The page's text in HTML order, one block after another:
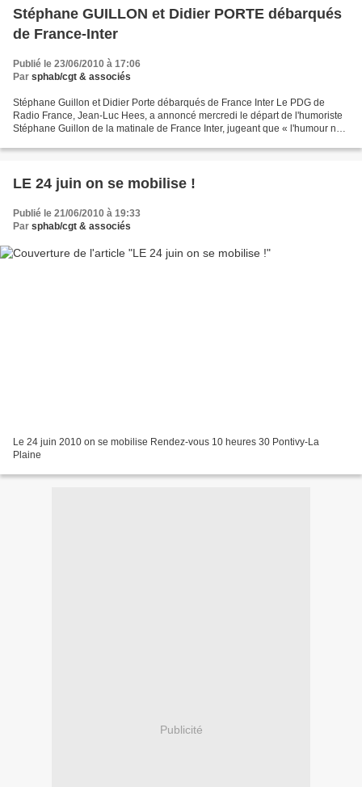
Stéphane GUILLON et Didier PORTE débarqués
de France-Inter
Publié le 23/06/2010 à 17:06
Par sphab/cgt & associés
Stéphane Guillon et Didier Porte débarqués de France Inter Le PDG de
Radio France, Jean-Luc Hees, a annoncé mercredi le départ de l'humoriste
Stéphane Guillon de la matinale de France Inter, jugeant que « l'humour ne
LE 24 juin on se mobilise !
Publié le 21/06/2010 à 19:33
Par sphab/cgt & associés
Le 24 juin 2010 on se mobilise Rendez-vous 10 heures 30 Pontivy-La
Plaine
Publicité